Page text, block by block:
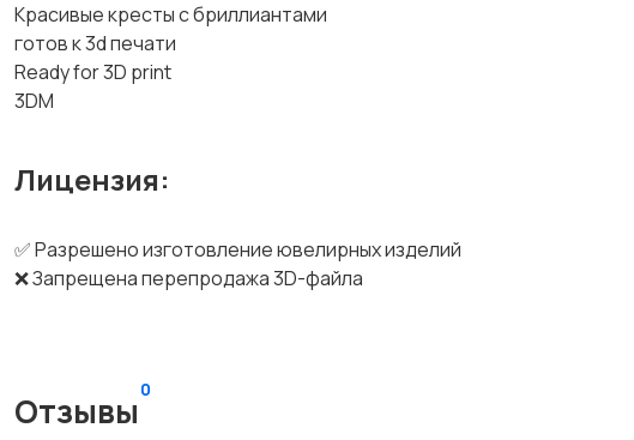
Красивые кресты с бриллиантами
готов к 3d печати
Ready for 3D print
3DM
Лицензия:
✅ Разрешено изготовление ювелирных изделий
❌ Запрещена перепродажа 3D-файла
Отзывы
0